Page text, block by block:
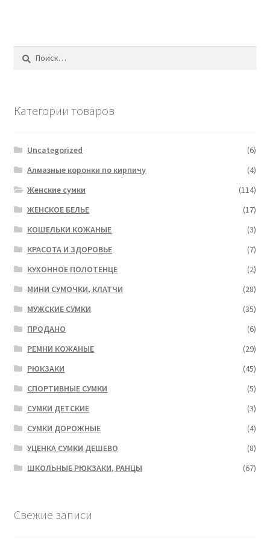
Категории товаров
Uncategorized
(6)
Алмазные коронки по кирпичу
(4)
Женские сумки
(114)
ЖЕНСКОЕ БЕЛЬЕ
(17)
КОШЕЛЬКИ КОЖАНЫЕ
(3)
КРАСОТА И ЗДОРОВЬЕ
(7)
КУХОННОЕ ПОЛОТЕНЦЕ
(2)
МИНИ СУМОЧКИ, КЛАТЧИ
(28)
МУЖСКИЕ СУМКИ
(35)
ПРОДАНО
(6)
РЕМНИ КОЖАНЫЕ
(29)
РЮКЗАКИ
(45)
СПОРТИВНЫЕ СУМКИ
(5)
СУМКИ ДЕТСКИЕ
(3)
СУМКИ ДОРОЖНЫЕ
(4)
УЦЕНКА СУМКИ ДЕШЕВО
(8)
ШКОЛЬНЫЕ РЮКЗАКИ, РАНЦЫ
(67)
Свежие записи